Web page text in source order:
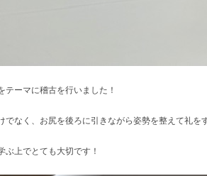
ーマに稽古を行いました！
なく、お尻を後ろに引きながら姿勢を整えて礼を
上でとても大切です！